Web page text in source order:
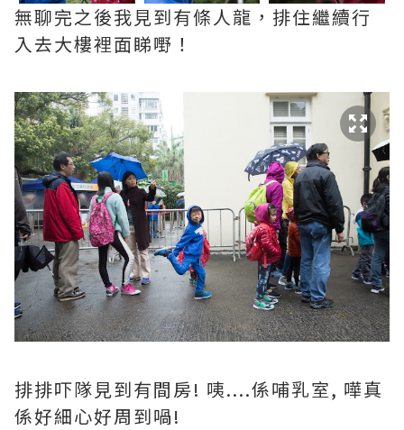
無聊完之後我見到有條人龍，排住繼續行
入去大樓裡面睇嘢！
排排吓隊見到有間房! 咦....係哺乳室, 嘩真
係好細心好周到喎!